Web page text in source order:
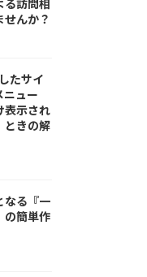
る訪問相
せんか？
たサイ
ニュー
表示され
ときの解
なる『一
の簡単作